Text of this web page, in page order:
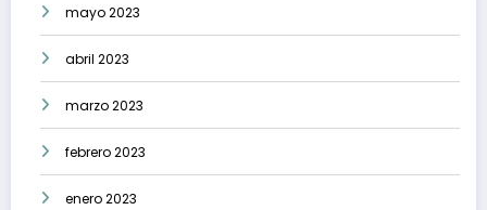
mayo 2023
abril 2023
marzo 2023
febrero 2023
enero 2023